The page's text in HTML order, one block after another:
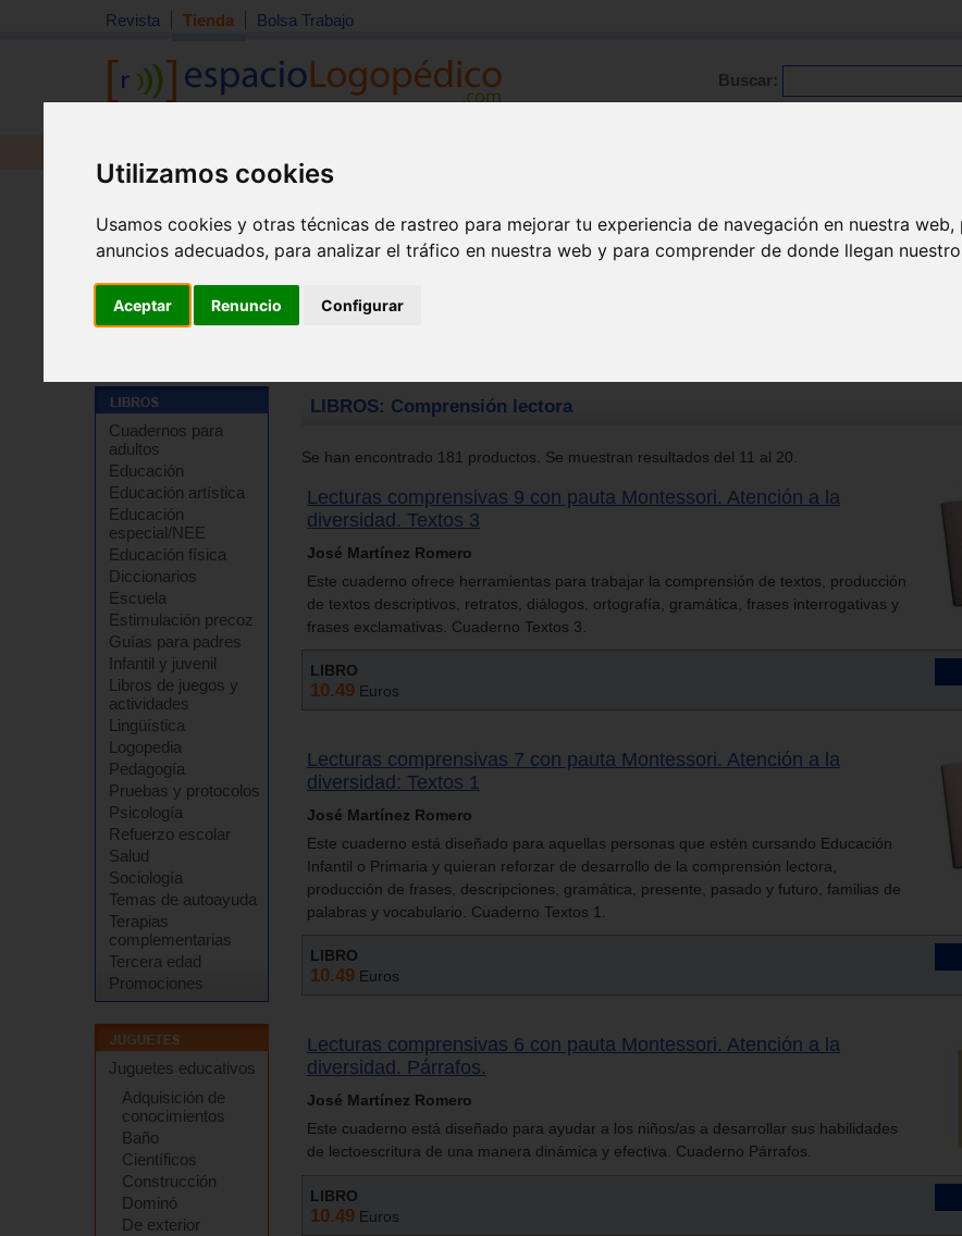
Utilizamos cookies
Usamos cookies y otras técnicas de rastreo para mejorar tu experiencia de navegación en nuestra
anuncios adecuados, para analizar el tráfico en nuestra web y para comprender de donde llegan
Aceptar Renuncio Configurar
Revista Tienda Bolsa Trabajo
Buscar:
Cuadernos para
adultos
Educación
Educación artística
Educación
especial/NEE
Educación física
Diccionarios
Escuela
Estimulación precoz
Guías para padres
Infantil y juvenil
Libros de juegos y
actividades
Lingüística
Logopedia
Pedagogía
Pruebas y protocolos
Psicología
Refuerzo escolar
Salud
Sociología
Temas de autoayuda
Terapias
complementarias
Tercera edad
Promociones
Juguetes educativos
Adquisición de
conocimientos
Baño
Científicos
Construcción
Dominó
De exterior
LIBROS: Comprensión lectora
Se han encontrado 181 productos. Se muestran resultados del 11 al 20.
Lecturas comprensivas 9 con pauta Montessori. Atención a la
diversidad. Textos 3
José Martínez Romero
Este cuaderno ofrece herramientas para trabajar la comprensión de textos, producción
de textos descriptivos, retratos, diálogos, ortografía, gramática, frases interrogativas y
frases exclamativas. Cuaderno Textos 3.
LIBRO
10.49 Euros
Lecturas comprensivas 7 con pauta Montessori. Atención a la
diversidad: Textos 1
José Martínez Romero
Este cuaderno está diseñado para aquellas personas que estén cursando Educación
Infantil o Primaria y quieran reforzar de desarrollo de la comprensión lectora,
producción de frases, descripciones, gramática, presente, pasado y futuro, familias de
palabras y vocabulario. Cuaderno Textos 1.
LIBRO
10.49 Euros
Lecturas comprensivas 6 con pauta Montessori. Atención a la
diversidad. Párrafos.
José Martínez Romero
Este cuaderno está diseñado para ayudar a los niños/as a desarrollar sus habilidades
de lectoescritura de una manera dinámica y efectiva. Cuaderno Párrafos.
LIBRO
10.49 Euros